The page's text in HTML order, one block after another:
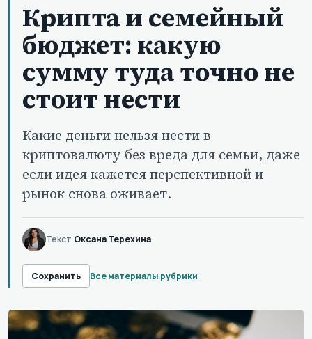
Крипта и семейный
бюджет: какую
сумму туда точно не
стоит нести
Какие деньги нельзя нести в
криптовалюту без вреда для семьи, даже
если идея кажется перспективной и
рынок снова оживает.
Текст Оксана Терехина
Сохранить Все материалы рубрики